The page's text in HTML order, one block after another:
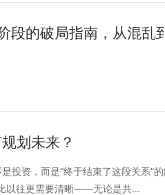
段的破局指南，从混乱
划未来？
投资，而是“终于结束了这段关系”
以往更需要清晰——无论是共...